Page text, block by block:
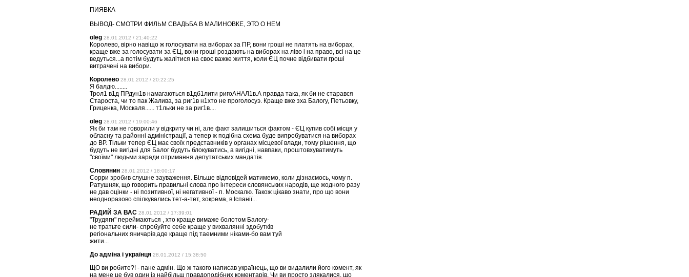
ПИЯВКА
ВЫВОД- СМОТРИ ФИЛЬМ СВАДЬБА В МАЛИНОВКЕ, ЭТО О НЕМ
oleg 28.01.2012 / 21:40:22
Королево, вірно навіщо ж голосувати на виборах за ПР, вони гроші не платять на виборах,
краще вже за голосувати за ЄЦ, вони гроші роздають на виборах на ліво і на право, всі на це
ведуться...а потім будуть жалітися на своє важке життя, коли ЄЦ почне відбивати гроші
витрачені на вибори.
Королево 28.01.2012 / 20:22:25
Я балдю........
Трол1 в1д ПРдун1в намагаються в1дб1лити ригоАНАЛ1в.А правда така, як би не старався
Староста, чи то пак Жалива, за риг1в н1хто не проголосуэ. Краще вже зха Балогу, Петьовку,
Гриценка, Москаля...... т1льки не за риг1в....
oleg 28.01.2012 / 19:00:46
Як би там не говорили у відкриту чи ні, але факт залишиться фактом - ЄЦ купив собі місця у
обласну та районні адміністрації, а тепер ж подібна схема буде випробуватися на виборах
до ВР. Тільки тепер ЄЦ має своїх представників у органах місцевої влади, тому рішення, що
будуть не вигідні для Балог будуть блокуватись, а вигідні, навпаки, проштовхуватимуть
"своїми" людьми заради отримання депутатських мандатів.
Словянин 28.01.2012 / 18:00:17
Сорри зробив слушне зауваження. Більше відповідей матимемо, коли дізнаємось, чому п.
Ратушняк, що говорить правильні слова про інтереси словянських народів, ще жодного разу
не дав оцінки - ні позитивної, ні негативної - п. Москалю. Також цікаво знати, про що вони
неодноразово спілкувались тет-а-тет, зокрема, в Іспанії...
РАДИЙ ЗА ВАС 28.01.2012 / 17:39:01
"Трудяги" переймаються , хто краще вимаже болотом Балогу-
не тратьте сили- спробуйте себе краще у вихвалянні здобутків
регіональних яничарів,аде краще під таемними ніками-бо вам туй
жити...
До адміна і українця 28.01.2012 / 15:38:50
ЩО ви робите?! - пане адмін. Що ж такого написав українець, що ви видалили його комент, як
на мене це був один із найбільш правдоподібних коментарів. Чи ви просто злякалися, що